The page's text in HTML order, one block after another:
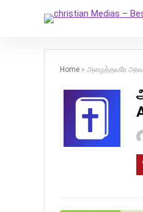
Home » அழைத்தவரே